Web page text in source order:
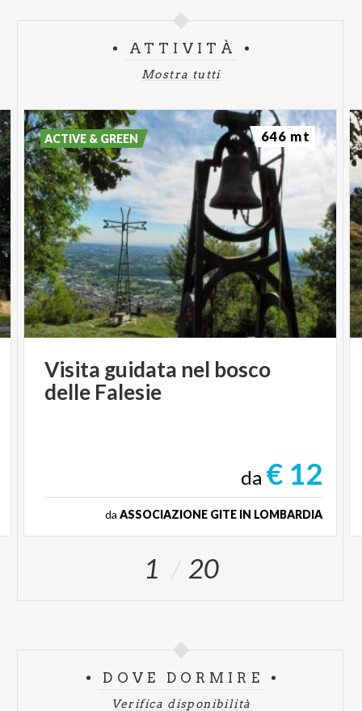
ATTIVITÀ
Mostra tutti
Visita guidata nel bosco
delle Falesie
da € 12
da ASSOCIAZIONE GITE IN LOMBARDIA
ACTIVE & GREEN 646 mt
1 20
DOVE DORMIRE
Verifica disponibilità